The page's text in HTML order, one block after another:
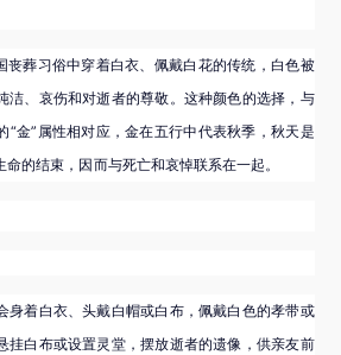
丧葬习俗中穿着白衣、佩戴白花的传统，白色被
洁、哀伤和对逝者的尊敬。这种颜色的选择，与
“金”属性相对应，金在五行中代表秋季，秋天是
的结束，因而与死亡和哀悼联系在一起。
身着白衣、头戴白帽或白布，佩戴白色的孝带或
挂白布或设置灵堂，摆放逝者的遗像，供亲友前